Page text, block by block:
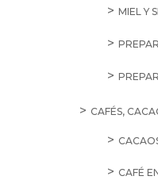
MIEL Y
CAFÉS,
CAFÉ